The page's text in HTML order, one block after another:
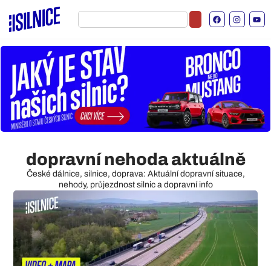
dopravní nehoda aktuálně
České dálnice, silnice, doprava: Aktuální dopravní situace,
nehody, průjezdnost silnic a dopravní info